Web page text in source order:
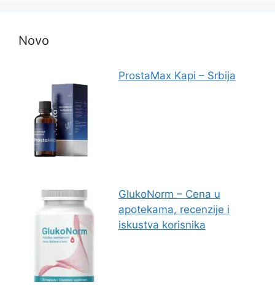
Novo
ProstaMax Kapi – Srbija
GlukoNorm – Cena u
apotekama, recenzije i
iskustva korisnika